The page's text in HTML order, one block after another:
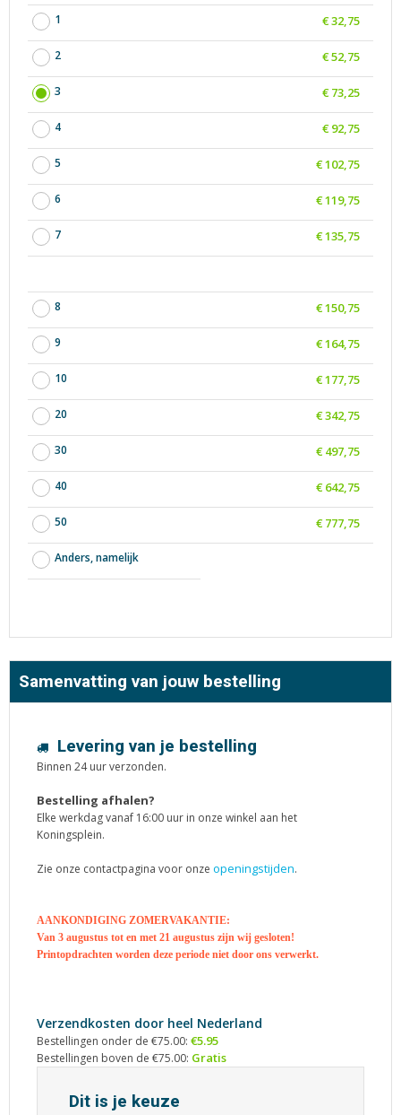
1
2
3
4
5
6
7
€ 32,75
€ 52,75
€ 73,25
€ 92,75
€ 102,75
€ 119,75
€ 135,75
8
9
10
20
30
40
50
Anders, namelijk
€ 150,75
€ 164,75
€ 177,75
€ 342,75
€ 497,75
€ 642,75
€ 777,75
Samenvatting van jouw bestelling
Levering van je bestelling
Binnen 24 uur verzonden.
Bestelling afhalen?
Elke werkdag vanaf 16:00 uur in onze winkel aan het
Koningsplein.
Zie onze contactpagina voor onze openingstijden.
AANKONDIGING ZOMERVAKANTIE:
Van 3 augustus tot en met 21 augustus zijn wij gesloten!
Printopdrachten worden deze periode niet door ons verwerkt.
Verzendkosten door heel Nederland
Bestellingen onder de €75.00: €5.95
Bestellingen boven de €75.00: Gratis
Dit is je keuze